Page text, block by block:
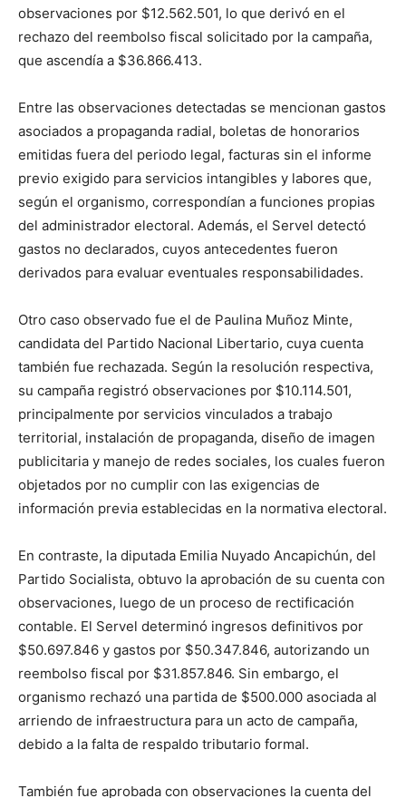
observaciones por $12.562.501, lo que derivó en el
rechazo del reembolso fiscal solicitado por la campaña,
que ascendía a $36.866.413.
Entre las observaciones detectadas se mencionan gastos
asociados a propaganda radial, boletas de honorarios
emitidas fuera del periodo legal, facturas sin el informe
previo exigido para servicios intangibles y labores que,
según el organismo, correspondían a funciones propias
del administrador electoral. Además, el Servel detectó
gastos no declarados, cuyos antecedentes fueron
derivados para evaluar eventuales responsabilidades.
Otro caso observado fue el de Paulina Muñoz Minte,
candidata del Partido Nacional Libertario, cuya cuenta
también fue rechazada. Según la resolución respectiva,
su campaña registró observaciones por $10.114.501,
principalmente por servicios vinculados a trabajo
territorial, instalación de propaganda, diseño de imagen
publicitaria y manejo de redes sociales, los cuales fueron
objetados por no cumplir con las exigencias de
información previa establecidas en la normativa electoral.
En contraste, la diputada Emilia Nuyado Ancapichún, del
Partido Socialista, obtuvo la aprobación de su cuenta con
observaciones, luego de un proceso de rectificación
contable. El Servel determinó ingresos definitivos por
$50.697.846 y gastos por $50.347.846, autorizando un
reembolso fiscal por $31.857.846. Sin embargo, el
organismo rechazó una partida de $500.000 asociada al
arriendo de infraestructura para un acto de campaña,
debido a la falta de respaldo tributario formal.
También fue aprobada con observaciones la cuenta del